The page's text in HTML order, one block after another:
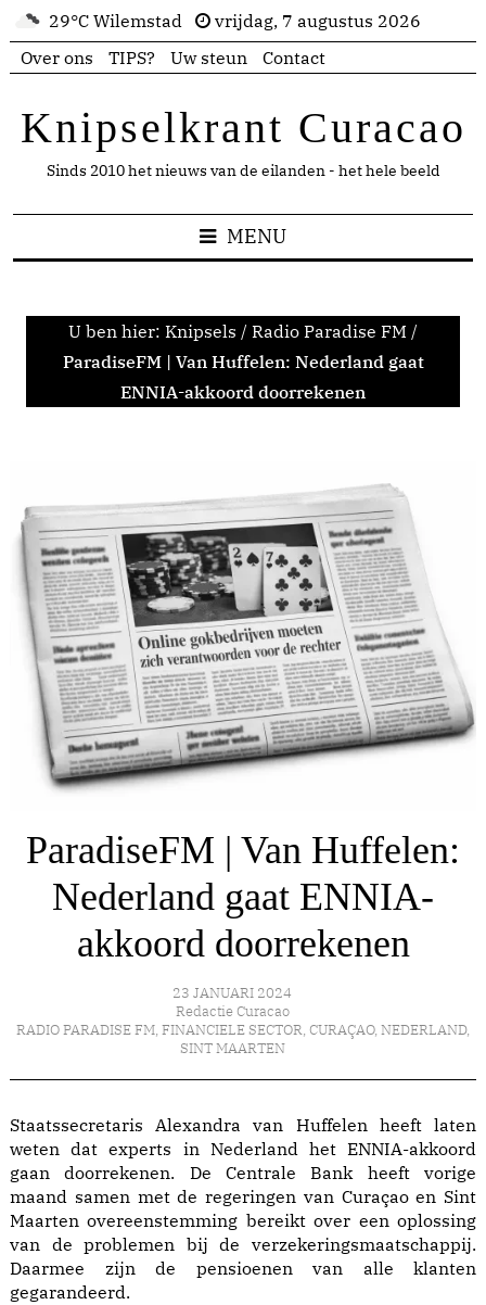
29°C Wilemstad
vrijdag, 7 augustus 2026
Over ons
TIPS? Uw steun Contact
Knipselkrant Curacao
Sinds 2010 het nieuws van de eilanden - het hele beeld
MENU
U ben hier: Knipsels / Radio Paradise FM /
ParadiseFM | Van Huffelen: Nederland gaat
ENNIA-akkoord doorrekenen
ParadiseFM | Van Huffelen:
Nederland gaat ENNIA-
akkoord doorrekenen
23 JANUARI 2024
Redactie Curacao
RADIO PARADISE FM, FINANCIELE SECTOR, CURAÇAO, NEDERLAND,
SINT MAARTEN
Staatssecretaris Alexandra van Huffelen heeft laten
weten dat experts in Nederland het ENNIA-akkoord
gaan doorrekenen. De Centrale Bank heeft vorige
maand samen met de regeringen van Curaçao en Sint
Maarten overeenstemming bereikt over een oplossing
van de problemen bij de verzekeringsmaatschappij.
Daarmee zijn de pensioenen van alle klanten
gegarandeerd.